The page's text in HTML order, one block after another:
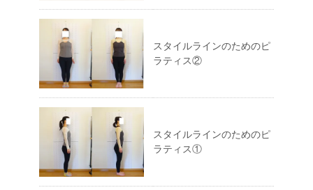
スタイルラインのためのピ
ラティス②
スタイルラインのためのピ
ラティス①